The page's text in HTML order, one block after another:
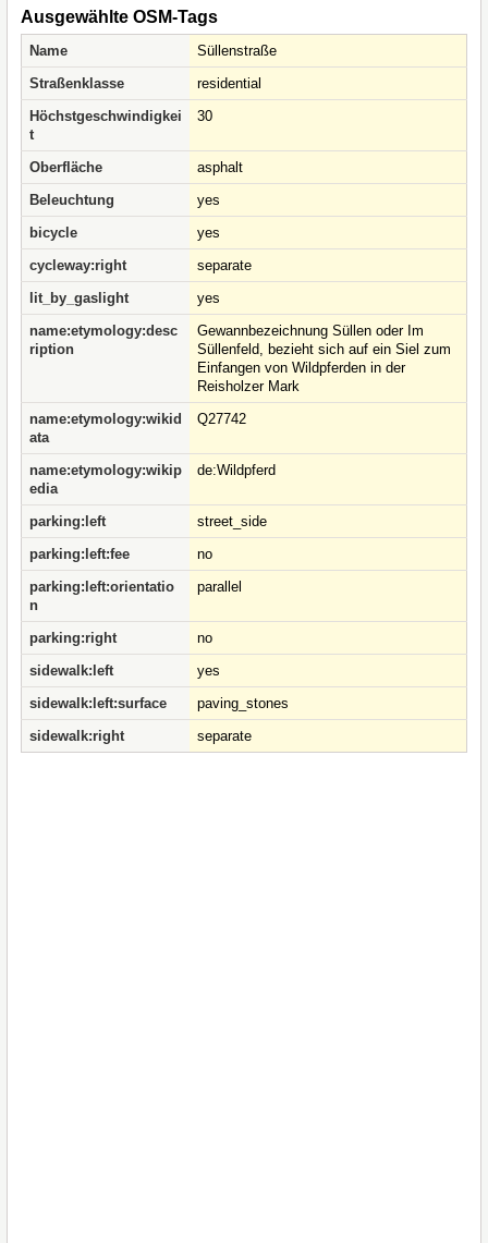
Ausgewählte OSM-Tags
Name
Süllenstraße
Straßenklasse
residential
Höchstgeschwindigkei
t
30
Oberfläche
asphalt
Beleuchtung
yes
bicycle
yes
cycleway:right
separate
lit_by_gaslight
yes
name:etymology:desc
ription
Gewannbezeichnung Süllen oder Im
Süllenfeld, bezieht sich auf ein Siel zum
Einfangen von Wildpferden in der
Reisholzer Mark
name:etymology:wikid
ata
Q27742
name:etymology:wikip
edia
de:Wildpferd
parking:left
street_side
parking:left:fee
no
parking:left:orientatio
n
parallel
parking:right
no
sidewalk:left
yes
sidewalk:left:surface
paving_stones
sidewalk:right
separate